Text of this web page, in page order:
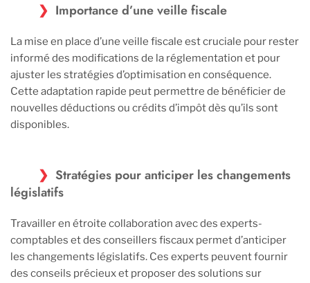
Importance d’une veille fiscale
La mise en place d’une veille fiscale est cruciale pour rester
informé des modifications de la réglementation et pour
ajuster les stratégies d’optimisation en conséquence.
Cette adaptation rapide peut permettre de bénéficier de
nouvelles déductions ou crédits d’impôt dès qu’ils sont
disponibles.
Stratégies pour anticiper les changements
législatifs
Travailler en étroite collaboration avec des experts-
comptables et des conseillers fiscaux permet d’anticiper
les changements législatifs. Ces experts peuvent fournir
des conseils précieux et proposer des solutions sur